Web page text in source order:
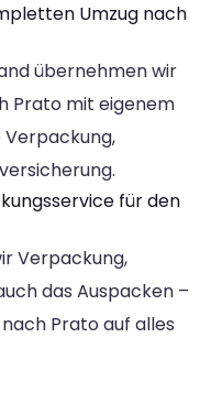
Umzug nach
übernehmen wir
Prato mit eigenem
Verpackung,
für den
Verpackung,
das Auspacken –
Prato auf alles